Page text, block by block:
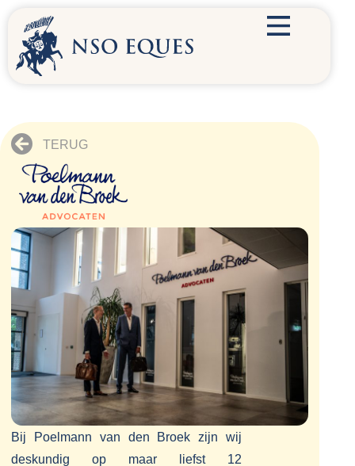
TERUG
Bij Poelmann van den Broek zijn wij
deskundig op maar liefst 12